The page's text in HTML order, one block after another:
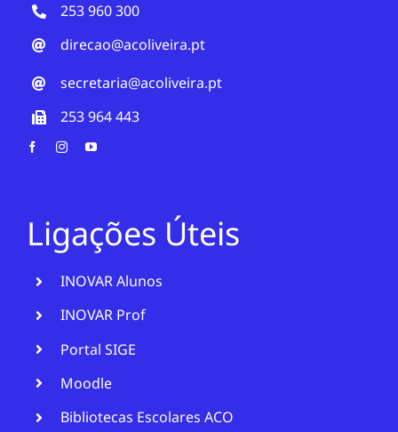
253 960 300
direcao@acoliveira.pt
secretaria@acoliveira.pt
253 964 443
Ligações Úteis
INOVAR Alunos
INOVAR Prof
Portal SIGE
Moodle
Bibliotecas Escolares ACO